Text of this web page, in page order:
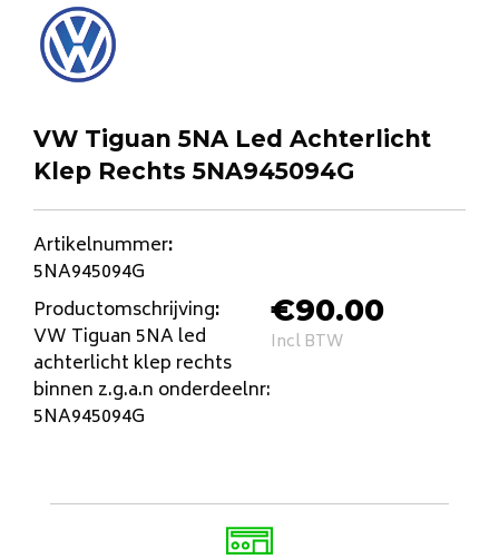
VW Tiguan 5NA Led Achterlicht
Klep Rechts 5NA945094G
Artikelnummer:
5NA945094G
Productomschrijving:
VW Tiguan 5NA led
achterlicht klep rechts
binnen z.g.a.n onderdeelnr:
5NA945094G
€90.00
Incl BTW